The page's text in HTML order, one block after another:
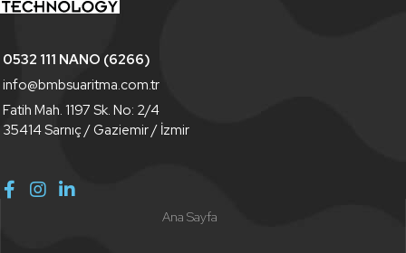
0532 111 NANO (6266)
info@bmbsuaritma.com.tr
Fatih Mah. 1197 Sk. No: 2/4
35414 Sarnıç / Gaziemir / İzmir
Ana Sayfa